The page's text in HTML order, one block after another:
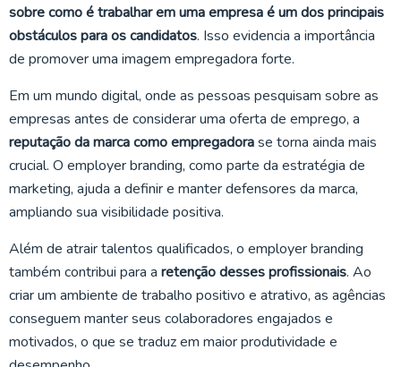
sobre como é trabalhar em uma empresa é um dos principais
obstáculos para os candidatos. Isso evidencia a importância
de promover uma imagem empregadora forte.
Em um mundo digital, onde as pessoas pesquisam sobre as
empresas antes de considerar uma oferta de emprego, a
reputação da marca como empregadorase torna ainda mais
crucial. O employer branding, como parte da estratégia de
marketing, ajuda a definir e manter defensores da marca,
ampliando sua visibilidade positiva.
Além de atrair talentos qualificados, o employer branding
também contribui para a retenção desses profissionais. Ao
criar um ambiente de trabalho positivo e atrativo, as agências
conseguem manter seus colaboradores engajados e
motivados, o que se traduz em maior produtividade e